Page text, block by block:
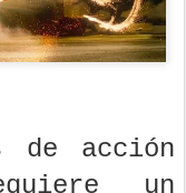
de acción